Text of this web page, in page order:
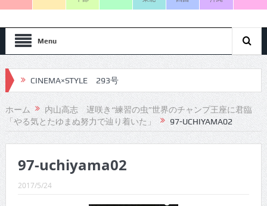
Menu
CINEMA×STYLE 293号
CINEMA×STYLE 292号
CINEMA×STYLE 291号
CINEMA×STYLE 289号
ホーム
内山高志 遅咲き“練習の虫”世界のチャンプ王座に君臨
「やる気とたゆまぬ努力で辿り着いた」
97-UCHIYAMA02
97-uchiyama02
2017/5/24